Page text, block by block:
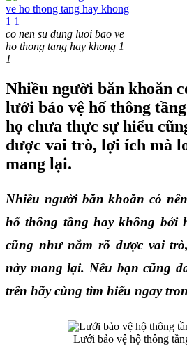
co nen su dung luoi bao ve
ho thong tang hay khong 1
1
Nhiều người băn khoăn
lưới bảo vệ hố thông
họ chưa thực sự hiểu
được vai trò, lợi ích mà
mang lại.
Nhiều người băn khoăn có
hố thông tầng hay không bởi
cũng như nắm rõ được vai
này mang lại. Nếu bạn cũng
trên hãy cùng tìm hiểu ngay
Lưới bảo vệ hộ thông